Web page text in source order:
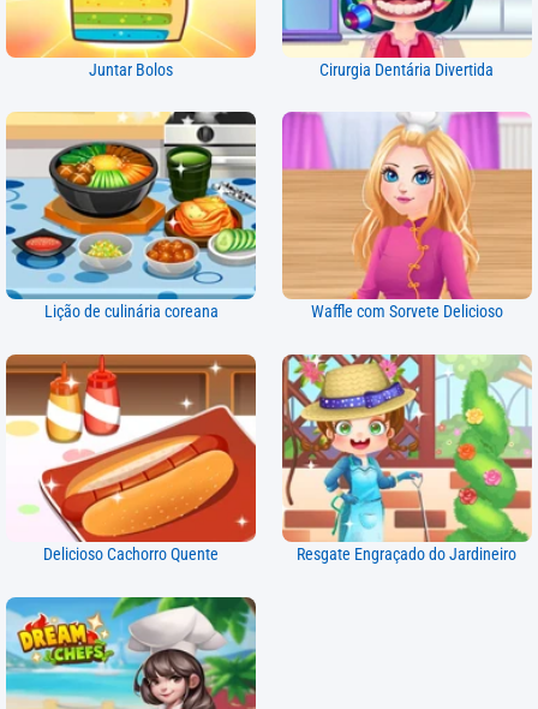
Juntar Bolos Cirurgia Dentária Divertida
Lição de culinária coreana Waffle com Sorvete Delicioso
Delicioso Cachorro Quente Resgate Engraçado do Jardineiro